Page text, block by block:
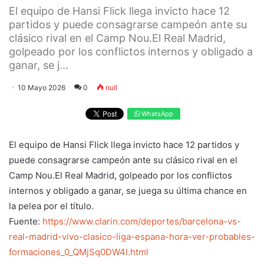
El equipo de Hansi Flick llega invicto hace 12
partidos y puede consagrarse campeón ante su
clásico rival en el Camp Nou.El Real Madrid,
golpeado por los conflictos internos y obligado a
ganar, se j...
10 Mayo 2026 0 null
WhatsApp
El equipo de Hansi Flick llega invicto hace 12 partidos y
puede consagrarse campeón ante su clásico rival en el
Camp Nou.El Real Madrid, golpeado por los conflictos
internos y obligado a ganar, se juega su última chance en
la pelea por el título.
Fuente: https://www.clarin.com/deportes/barcelona-vs-
real-madrid-vivo-clasico-liga-espana-hora-ver-probables-
formaciones_0_QMjSq0DW4l.html